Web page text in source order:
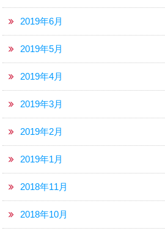
2019年6月
2019年5月
2019年4月
2019年3月
2019年2月
2019年1月
2018年11月
2018年10月